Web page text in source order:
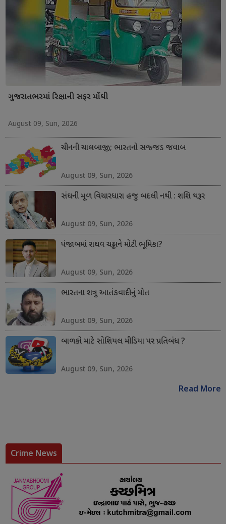
ગુજરાતભરમાં રિક્ષાની સફર મોંઘી
August 09, Sun, 2026
ચીનની ચાલબાજી; ભારતનો સજ્જડ જવાબ
August 09, Sun, 2026
સંઘની મૂળ વિચારધારા હજુ બદલી નથી : શશિ થરૂર
August 09, Sun, 2026
પંજાબમાં રાઘવ ચઢ્ઢાને મોટી ભૂમિકા?
August 09, Sun, 2026
ભારતના શત્રુ આતંકવાદીનું મોત
August 09, Sun, 2026
બાળકો માટે સોશિયલ મીડિયા પર પ્રતિબંધ ?
August 09, Sun, 2026
Read More
Crime News